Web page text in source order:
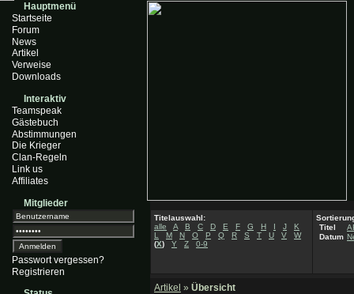
Hauptmenü
Startseite
Forum
News
Artikel
Verweise
Downloads
Interaktiv
Teamspeak
Gästebuch
Abstimmungen
Die Krieger
Clan-Regeln
Link us
Affiliates
Mitglieder
Passwort vergessen?
Registrieren
Titelauswahl:
alle
A B C D E F G H I J
K
L
M N O P Q R S T U V
W
(X) Y Z 0-9
Titel
Datum
Artikel » Übersicht